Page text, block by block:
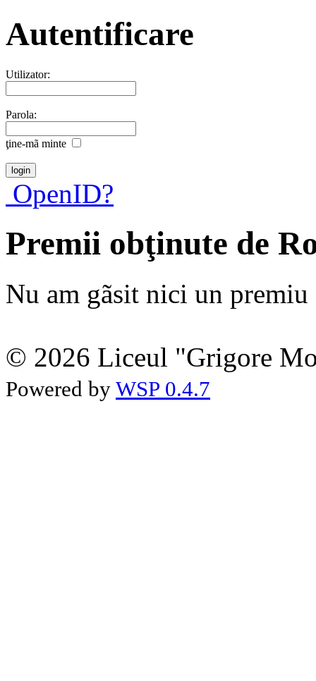
Autentificare
Utilizator:
Parola:
ţine-mã minte
OpenID?
Premii obţinute de
Nu am gãsit nici un premiu
© 2026 Liceul "Grigore
Powered by WSP 0.4.7